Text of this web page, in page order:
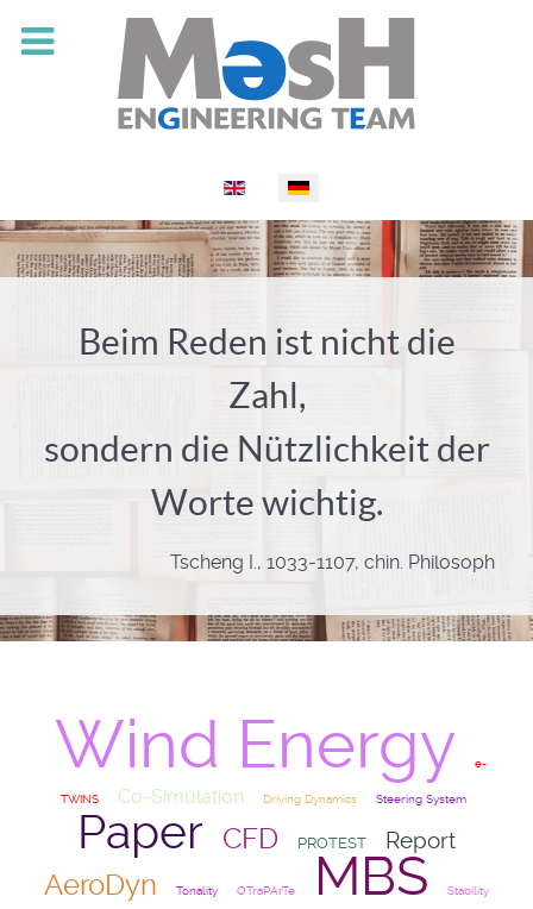
Beim Reden ist nicht die
Zahl,
sondern die Nützlichkeit der
Worte wichtig.
Tscheng I., 1033-1107, chin. Philosoph
Wind Energy e-
TWINS Co-Simulation Driving Dynamics Steering System
Paper CFD PROTEST Report
AeroDyn Tonality OTraPArTe MBS Stability